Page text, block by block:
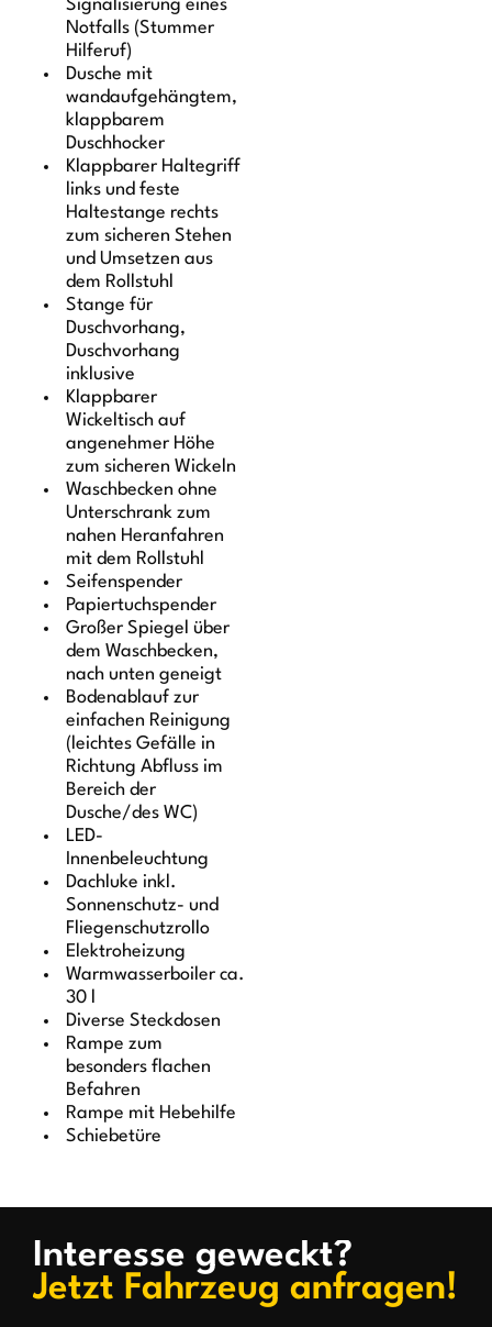
Signalisierung eines
Notfalls (Stummer
Hilferuf)
Dusche mit
wandaufgehängtem,
klappbarem
Duschhocker
Klappbarer Haltegriff
links und feste
Haltestange rechts
zum sicheren Stehen
und Umsetzen aus
dem Rollstuhl
Stange für
Duschvorhang,
Duschvorhang
inklusive
Klappbarer
Wickeltisch auf
angenehmer Höhe
zum sicheren Wickeln
Waschbecken ohne
Unterschrank zum
nahen Heranfahren
mit dem Rollstuhl
Seifenspender
Papiertuchspender
Großer Spiegel über
dem Waschbecken,
nach unten geneigt
Bodenablauf zur
einfachen Reinigung
(leichtes Gefälle in
Richtung Abfluss im
Bereich der
Dusche/des WC)
LED-
Innenbeleuchtung
Dachluke inkl.
Sonnenschutz- und
Fliegenschutzrollo
Elektroheizung
Warmwasserboiler ca.
30 l
Diverse Steckdosen
Rampe zum
besonders flachen
Befahren
Rampe mit Hebehilfe
Schiebetüre
Interesse geweckt?
Jetzt Fahrzeug anfragen!